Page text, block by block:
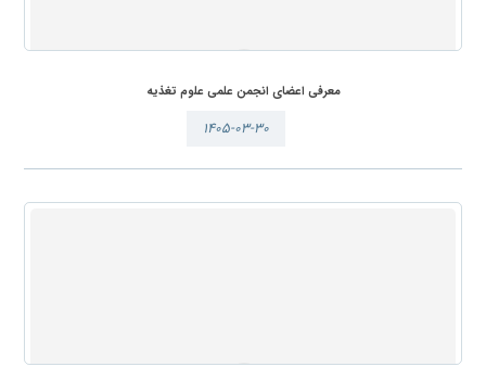
معرفی اعضای انجمن علمی علوم تغذیه
۱۴۰۵-۰۳-۳۰